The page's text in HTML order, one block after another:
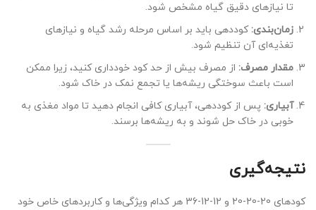
تا نیازهای دقیق گیاه مشخص شود.
زمان‌بندی: کوددهی باید بر اساس مرحله رشد گیاه و نیازهای
تغذیه‌ای آن تنظیم شود.
مقدار مصرف: از مصرف بیش از حد کود خودداری کنید، زیرا ممکن
است باعث سوختگی ریشه‌ها یا تجمع نمک در خاک شود.
آبیاری: پس از کوددهی، آبیاری کافی انجام دهید تا مواد مغذی به
خوبی در خاک حل شوند و به ریشه‌ها برسند.
نتیجه‌گیری
کودهای 20-20-20 و 12-12-36 هر کدام ویژگی‌ها و کاربردهای خاص خود